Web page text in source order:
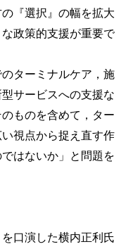
『選択』の幅を拡大
政策的支援が重要で
ターミナルケア，施
サービスへの支援な
ものを含めて，ター
視点から捉え直す作
はないか」と問題を
口演した横内正利氏